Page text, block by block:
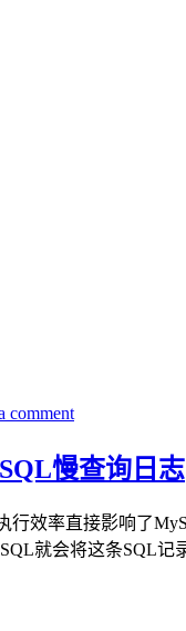
comment
慢查询日志
行效率直接影响了
就会将这条SQL